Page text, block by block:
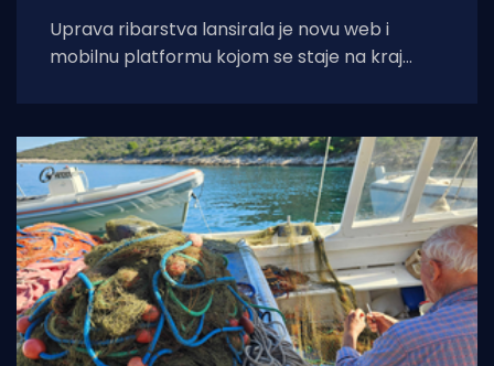
Uprava ribarstva lansirala je novu web i
mobilnu platformu kojom se staje na kraj